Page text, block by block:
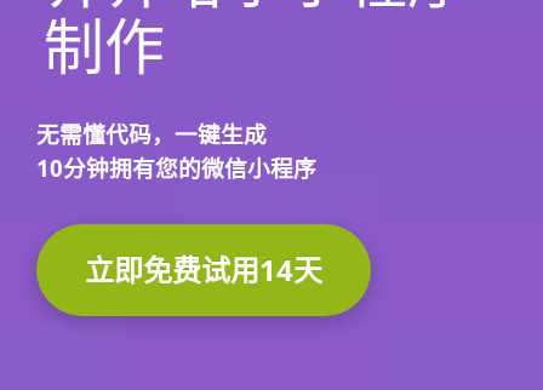
制作
无需懂代码， 一键生成
10分钟拥有您的微信小程序
立即免费试用14天